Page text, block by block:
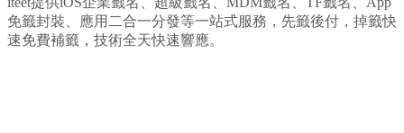
免籤封裝、應用二合一分發等一站式服務，先籤後付，掉籤快
速免費補籤，技術全天快速響應。